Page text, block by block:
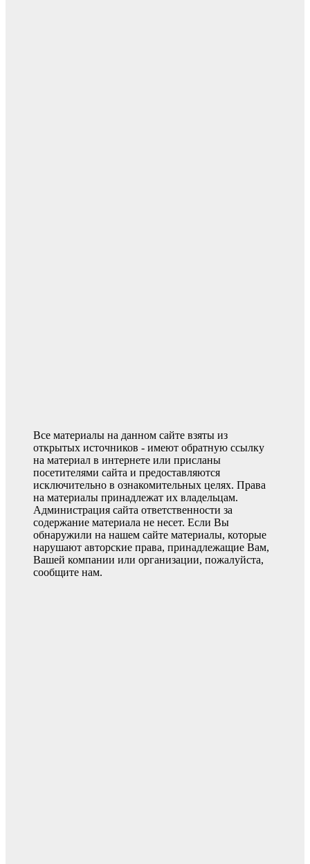
Все материалы на данном сайте взяты из
открытых источников - имеют обратную ссылку
на материал в интернете или присланы
посетителями сайта и предоставляются
исключительно в ознакомительных целях. Права
на материалы принадлежат их владельцам.
Администрация сайта ответственности за
содержание материала не несет. Если Вы
обнаружили на нашем сайте материалы, которые
нарушают авторские права, принадлежащие Вам,
Вашей компании или организации, пожалуйста,
сообщите нам.